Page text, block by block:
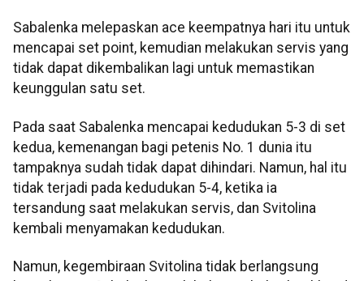
Sabalenka melepaskan ace keempatnya hari itu untuk
mencapai set point, kemudian melakukan servis yang
tidak dapat dikembalikan lagi untuk memastikan
keunggulan satu set.
Pada saat Sabalenka mencapai kedudukan 5-3 di set
kedua, kemenangan bagi petenis No. 1 dunia itu
tampaknya sudah tidak dapat dihindari. Namun, hal itu
tidak terjadi pada kedudukan 5-4, ketika ia
tersandung saat melakukan servis, dan Svitolina
kembali menyamakan kedudukan.
Namun, kegembiraan Svitolina tidak berlangsung